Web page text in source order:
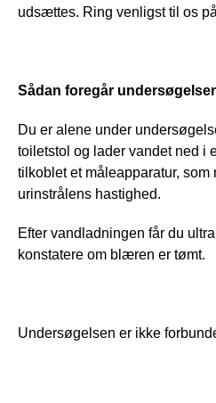
udsættes. Ring venligst til os
Sådan foregår
Du er alene under
toiletstol og lader vandet ned i
tilkoblet et måleapparatur,
urinstrålens hastighed.
Efter vandladningen får du
konstatere om blæren er tømt.
Undersøgelsen er ikke